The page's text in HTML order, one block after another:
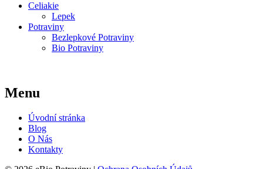
Celiakie
Lepek
Potraviny
Bezlepkové Potraviny
Bio Potraviny
Menu
Úvodní stránka
Blog
O Nás
Kontakty